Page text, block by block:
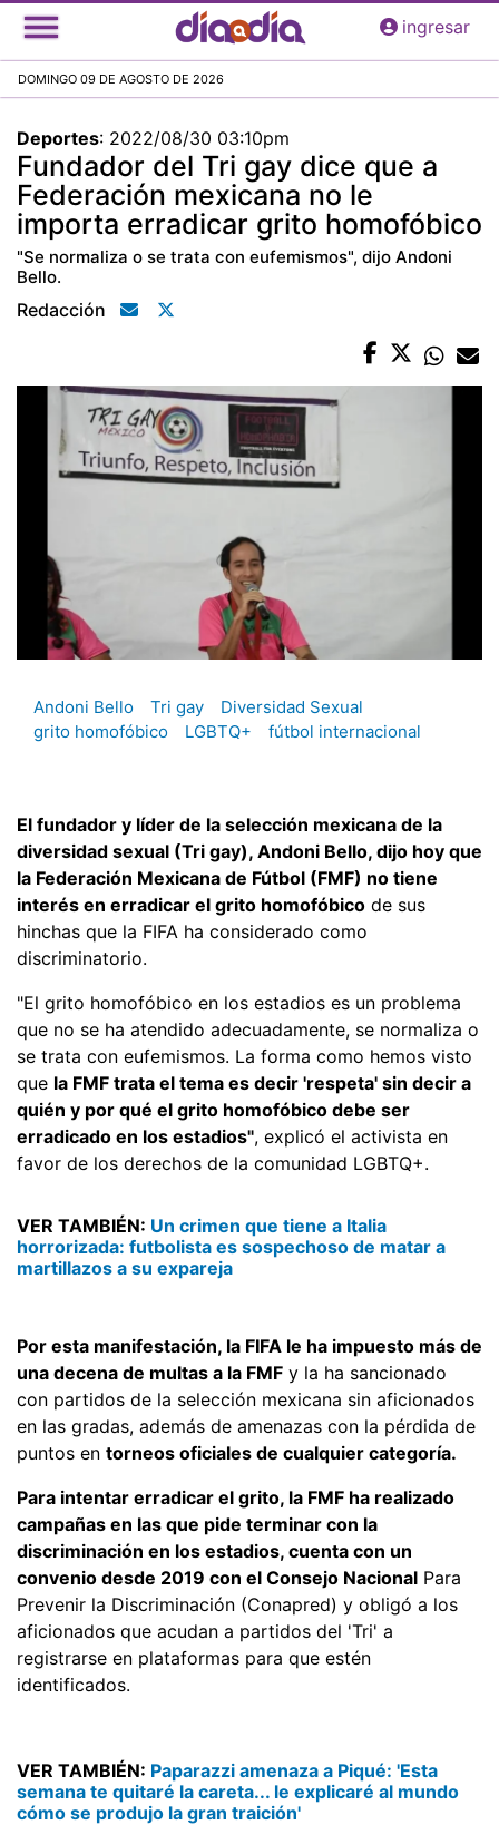
Pasar
al
principal
ingresar
DOMINGO 09 DE AGOSTO DE 2026
Deportes: 2022/08/30 03:10pm
Fundador del Tri gay dice que a
Federación mexicana no le
importa erradicar grito homofóbico
"Se normaliza o se trata con eufemismos", dijo Andoni
Bello.
Redacción
Andoni Bello Tri gay
Diversidad Sexual
grito homofóbico
LGBTQ+ fútbol internacional
El fundador y líder de la selección mexicana de la
diversidad sexual (Tri gay), Andoni Bello, dijo hoy que
la Federación Mexicana de Fútbol (FMF) no tiene
interés en erradicar el grito homofóbico de sus
hinchas que la FIFA ha considerado como
discriminatorio.
"El grito homofóbico en los estadios es un problema
que no se ha atendido adecuadamente, se normaliza o
se trata con eufemismos. La forma como hemos visto
que la FMF trata el tema es decir 'respeta' sin decir a
quién y por qué el grito homofóbico debe ser
erradicado en los estadios", explicó el activista en
favor de los derechos de la comunidad LGBTQ+.
VER TAMBIÉN: Un crimen que tiene a Italia
horrorizada: futbolista es sospechoso de matar a
martillazos a su expareja
Por esta manifestación, la FIFA le ha impuesto más de
una decena de multas a la FMF y la ha sancionado
con partidos de la selección mexicana sin aficionados
en las gradas, además de amenazas con la pérdida de
puntos en torneos oficiales de cualquier categoría.
Para intentar erradicar el grito, la FMF ha realizado
campañas en las que pide terminar con la
discriminación en los estadios, cuenta con un
convenio desde 2019 con el Consejo Nacional Para
Prevenir la Discriminación (Conapred) y obligó a los
aficionados que acudan a partidos del 'Tri' a
registrarse en plataformas para que estén
identificados.
VER TAMBIÉN: Paparazzi amenaza a Piqué: 'Esta
semana te quitaré la careta... le explicaré al mundo
cómo se produjo la gran traición'